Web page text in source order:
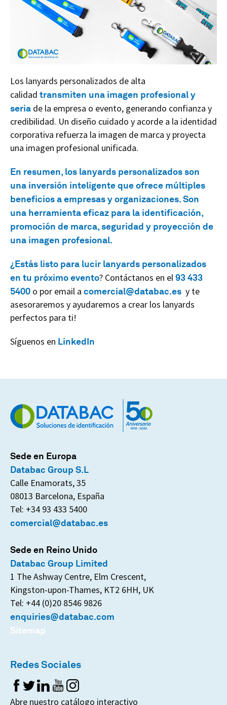
Los lanyards personalizados de alta
calidad transmiten una imagen profesional y
seria de la empresa o evento, generando confianza y
credibilidad. Un diseño cuidado y acorde a la identidad
corporativa refuerza la imagen de marca y proyecta
una imagen profesional unificada.
En resumen, los lanyards personalizados son
una inversión inteligente que ofrece múltiples
beneficios a empresas y organizaciones. Son
una herramienta eficaz para la identificación,
promoción de marca, seguridad y proyección de
una imagen profesional.
¿Estás listo para lucir lanyards personalizados
en tu próximo evento? Contáctanos en el93 433
5400 o por email a comercial@databac.es y te
asesoraremos y ayudaremos a crear los lanyards
perfectos para ti!
Síguenos en LinkedIn
Sede en Europa
Databac Group S.L
Calle Enamorats, 35
08013 Barcelona, España
Tel: +34 93 433 5400
comercial@databac.es
Sede en Reino Unido
Databac Group Limited
1 The Ashway Centre, Elm Crescent,
Kingston-upon-Thames, KT2 6HH, UK
Tel: +44 (0)20 8546 9826
enquiries@databac.com
Sitemap
Redes Sociales
Abre nuestro catálogo interactivo